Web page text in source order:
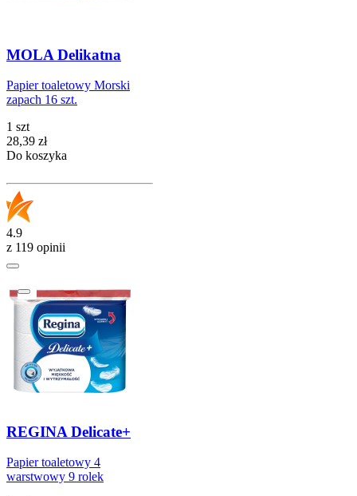
MOLA Delikatna
Papier toaletowy Morski
zapach 16 szt.
1 szt
Cena
28,39 zł
Do koszyka
4.9
z 119 opinii
REGINA Delicate+
Papier toaletowy 4
warstwowy 9 rolek